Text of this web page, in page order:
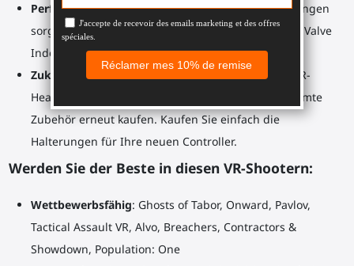
Perfektes Tracking: Die unteren Controller-Halterungen
sorgen für ein kristallklares Signal zwischen Ihrem Valve
Index Headset und den Controllern.
Zukunftssicher
: Planen Sie, in Zukunft ein neues VR-
Headset zu bekommen? Sie müssen nicht das gesamte
Zubehör erneut kaufen. Kaufen Sie einfach die
Halterungen für Ihre neuen Controller.
Werden Sie der Beste in diesen VR-Shootern:
Wettbewerbsfähig: Ghosts of Tabor, Onward, Pavlov,
Tactical Assault VR, Alvo, Breachers, Contractors &
Showdown, Population: One